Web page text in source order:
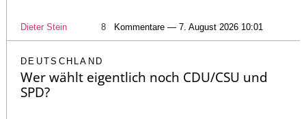
Dieter Stein 8 Kommentare — 7. August 2026 10:01
DEUTSCHLAND
Wer wählt eigentlich noch CDU/CSU und
SPD?